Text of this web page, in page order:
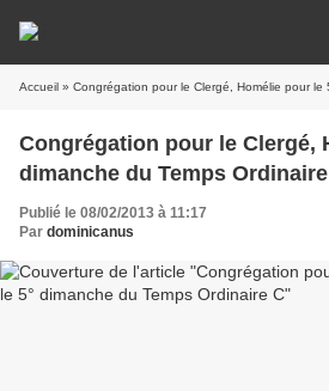
Accueil » Congrégation pour le Clergé, Homélie pour le
Congrégation pour le Clergé,
dimanche du Temps
Publié le 08/02/2013 à 11:17
Par dominicanus